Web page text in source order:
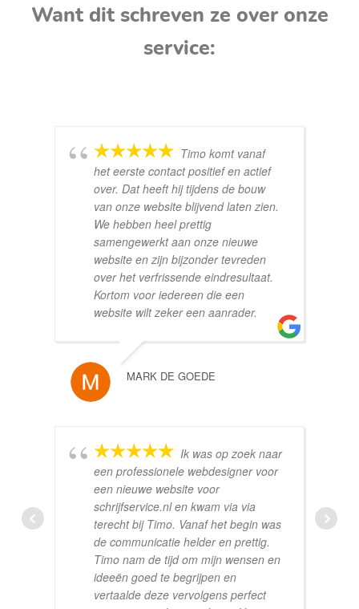
Want dit schreven ze over onze
service:
Timo komt vanaf
het eerste contact positief en actief
over. Dat heeft hij tijdens de bouw
van onze website blijvend laten zien.
We hebben heel prettig
samengewerkt aan onze nieuwe
website en zijn bijzonder tevreden
over het verfrissende eindresultaat.
Kortom voor iedereen die een
website wilt zeker een aanrader.
MARK DE GOEDE
Ik was op zoek naar
een professionele webdesigner voor
een nieuwe website voor
schrijfservice.nl en kwam via via
terecht bij Timo. Vanaf het begin was
de communicatie helder en prettig.
Timo nam de tijd om mijn wensen en
ideeën goed te begrijpen en
vertaalde deze vervolgens perfect